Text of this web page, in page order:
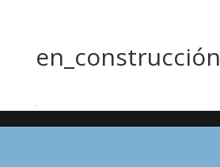
en_construcción